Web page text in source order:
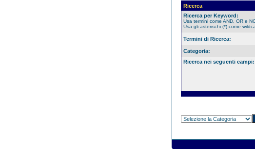
Ricerca
Ricerca per Keyword:
Usa termini come AND, OR e
Usa gli asterischi (*) come
Termini di Ricerca:
Categoria:
Ricerca nei seguenti campi: